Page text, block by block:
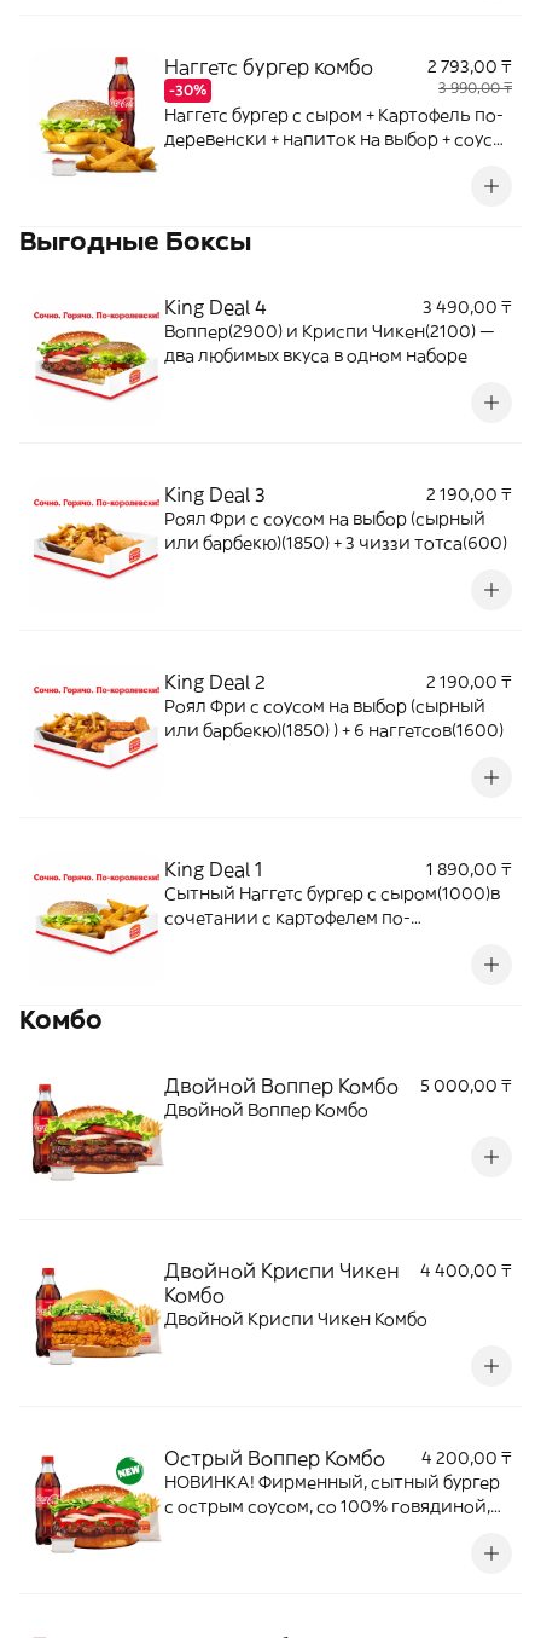
Наггетс бургер комбо
-30%
2 793,00 ₸
3 990,00 ₸
Наггетс бургер с сыром + Картофель по-
деревенски + напиток на выбор + соус
Выгодные Боксы
King Deal 4
3 490,00 ₸
Воппер(2900) и Криспи Чикен(2100) —
два любимых вкуса в одном наборе
King Deal 3
2 190,00 ₸
Роял Фри с соусом на выбор (сырный
или барбекю)(1850) + 3 чиззи тотса(600)
King Deal 2
2 190,00 ₸
Роял Фри с соусом на выбор (сырный
или барбекю)(1850) ) + 6 наггетсов(1600)
King Deal 1
1 890,00 ₸
Сытный Наггетс бургер с сыром(1000)в
сочетании с картофелем по-
Комбо
Двойной Воппер Комбо
5 000,00 ₸
Двойной Воппер Комбо
Двойной Криспи Чикен
Комбо
4 400,00 ₸
Двойной Криспи Чикен Комбо
Острый Воппер Комбо
4 200,00 ₸
НОВИНКА! Фирменный, сытный бургер
с острым соусом, со 100% говядиной,
Кинг Фри М + напиток + соус на выбор